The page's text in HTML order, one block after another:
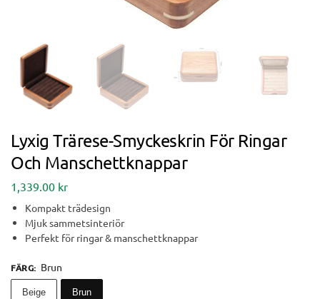
Lyxig Trärese-Smyckeskrin För Ringar
Och Manschettknappar
1,339.00 kr
Kompakt trädesign
Mjuk sammetsinteriör
Perfekt för ringar & manschettknappar
FÄRG: Brun
Beige Brun